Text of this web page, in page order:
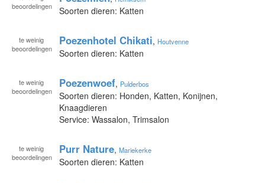
beoordelingen
Soorten dieren: Katten
te weinig
beoordelingen
Poezenhotel Chikati, Houtvenne
Soorten dieren: Katten
te weinig
beoordelingen
Poezenwoef, Pulderbos
Soorten dieren: Honden, Katten, Konijnen,
Knaagdieren
Service: Wassalon, Trimsalon
te weinig
beoordelingen
Purr Nature, Mariekerke
Soorten dieren: Katten